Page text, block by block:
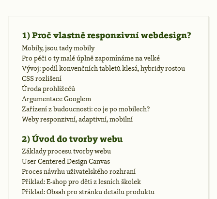
1) Proč vlastně responzivní webdesign?
Mobily, jsou tady mobily
Pro péči o ty malé úplně zapomínáme na velké
Vývoj: podíl konvenčních tabletů klesá, hybridy rostou
CSS rozlišení
Úroda prohlížečů
Argumentace Googlem
Zařízení z budoucnosti: co je po mobilech?
Weby responzivní, adaptivní, mobilní
2) Úvod do tvorby webu
Základy procesu tvorby webu
User Centered Design Canvas
Proces návrhu uživatelského rozhraní
Příklad: E-shop pro děti z lesních školek
Příklad: Obsah pro stránku detailu produktu